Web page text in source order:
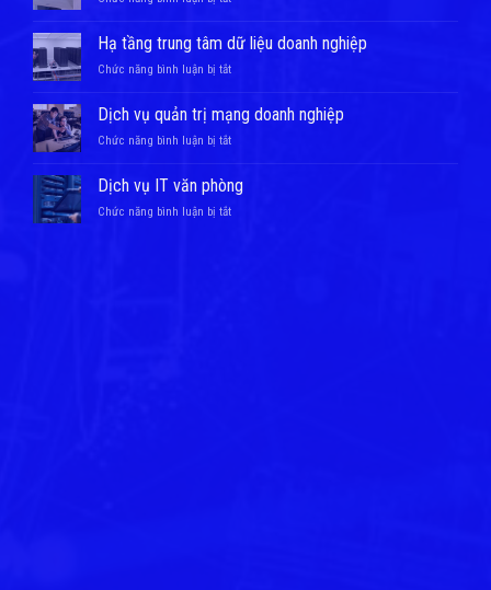
công
hệ
thống
nội
–
thống
Hạ tầng trung tâm dữ liệu doanh nghiệp
Chức năng bình luận bị tắtở
trung
tâm
liệu
doanh
nghiệp
Dịch vụ quản trị mạng doanh nghiệp
Chức năng bình luận bị tắtở
quản
trị
Dịch vụ IT văn phòng
Chức năng bình luận bị tắtở